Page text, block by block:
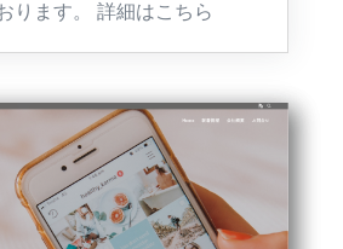
ります。 詳細はこちら